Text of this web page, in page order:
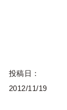
投稿日
2012/11/19